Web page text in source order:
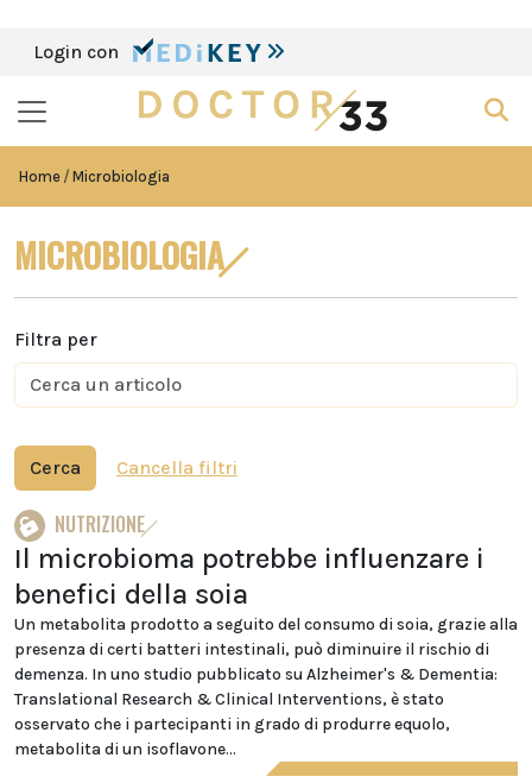
Login con
Home Microbiologia
MICROBIOLOGIA
Filtra per
Cerca Cancella filtri
NUTRIZIONE
Il microbioma potrebbe influenzare i
benefici della soia
Un metabolita prodotto a seguito del consumo di soia, grazie alla
presenza di certi batteri intestinali, può diminuire il rischio di
demenza. In uno studio pubblicato su Alzheimer's & Dementia:
Translational Research & Clinical Interventions, è stato
osservato che i partecipanti in grado di produrre equolo,
metabolita di un isoflavone...